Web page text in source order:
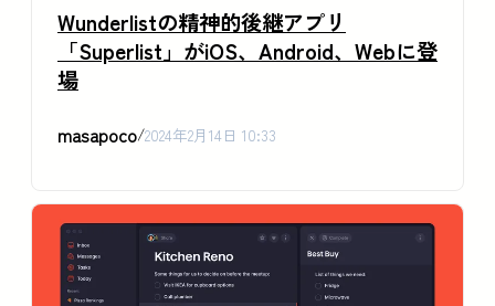
Wunderlistの精神的後継アプリ
「Superlist」がiOS、Android、Webに登
場
masapoco/2024年2月14日 10:33